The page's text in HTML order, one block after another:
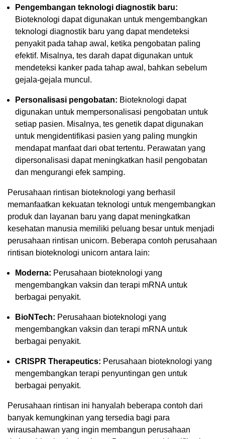
Pengembangan teknologi diagnostik baru:
Bioteknologi dapat digunakan untuk mengembangkan
teknologi diagnostik baru yang dapat mendeteksi
penyakit pada tahap awal, ketika pengobatan paling
efektif. Misalnya, tes darah dapat digunakan untuk
mendeteksi kanker pada tahap awal, bahkan sebelum
gejala-gejala muncul.
Personalisasi pengobatan: Bioteknologi dapat
digunakan untuk mempersonalisasi pengobatan untuk
setiap pasien. Misalnya, tes genetik dapat digunakan
untuk mengidentifikasi pasien yang paling mungkin
mendapat manfaat dari obat tertentu. Perawatan yang
dipersonalisasi dapat meningkatkan hasil pengobatan
dan mengurangi efek samping.
Perusahaan rintisan bioteknologi yang berhasil
memanfaatkan kekuatan teknologi untuk mengembangkan
produk dan layanan baru yang dapat meningkatkan
kesehatan manusia memiliki peluang besar untuk menjadi
perusahaan rintisan unicorn. Beberapa contoh perusahaan
rintisan bioteknologi unicorn antara lain:
Moderna: Perusahaan bioteknologi yang
mengembangkan vaksin dan terapi mRNA untuk
berbagai penyakit.
BioNTech: Perusahaan bioteknologi yang
mengembangkan vaksin dan terapi mRNA untuk
berbagai penyakit.
CRISPR Therapeutics: Perusahaan bioteknologi yang
mengembangkan terapi penyuntingan gen untuk
berbagai penyakit.
Perusahaan rintisan ini hanyalah beberapa contoh dari
banyak kemungkinan yang tersedia bagi para
wirausahawan yang ingin membangun perusahaan